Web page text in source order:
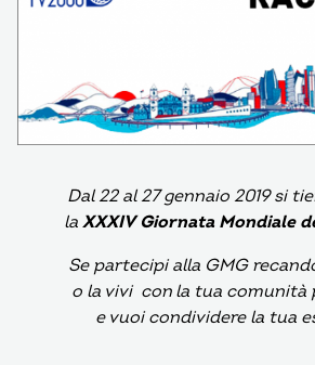
Dal 22 al 27 gennaio 2019 si
la XXXIV Giornata Mondiale
Se partecipi alla GMG
o la vivi con la tua comunità
e vuoi condividere la tua